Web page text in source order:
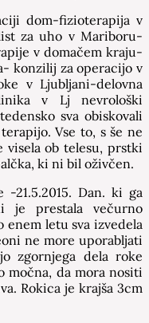
dom-fizioterapija v
za uho v Mariboru-
v domačem kraju-
konzilij za operacijo v
v Ljubljani-delovna
v Lj nevrološki
sva obiskovali
Vse to, s še ne
visela ob telesu, prstki
ki ni bil oživčen.
21.5.2015. Dan. ki ga
je prestala večurno
enem letu sva izvedela
ne more uporabljati
zgornjega dela roke
močna, da mora nositi
Rokica je krajša 3cm